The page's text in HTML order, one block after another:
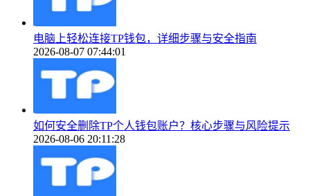
电脑上轻松连接TP钱包，详细步骤与安全指南
2026-08-07 07:44:01
如何安全删除TP个人钱包账户？核心步骤与风险提示
2026-08-06 20:11:28